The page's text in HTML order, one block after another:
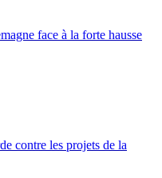
face à la forte hausse
contre les projets de la